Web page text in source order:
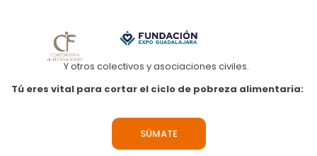
Y otros colectivos y asociaciones civiles.
Tú eres vital para cortar el ciclo de pobreza alimentaria:
SÚMATE